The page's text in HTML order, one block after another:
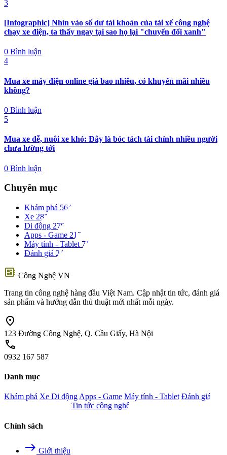
3
[Infographic] Nhìn vào số dư tài khoản của tài xế công nghệ
chạy xe điện, ta thấy ngay tại sao họ lại "chuyển đổi xanh"
0 Bình luận
4
Mua xe máy điện online giá bao nhiêu, có khuyến mãi nhiều
không?
0 Bình luận
5
Mua xe dễ, nuôi xe khó: Đây là bóc tách tài chính nhiều người
chưa lường tới
0 Bình luận
Chuyên mục
Khám phá 564
Xe 281
Di động 278
Apps - Game 213
Máy tính - Tablet 71
Đánh giá 24
developer_board Công Nghệ VN
Trang tin công nghệ hàng đầu Việt Nam. Cập nhật tin tức, đánh giá
sản phẩm và hướng dẫn thủ thuật mới nhất mỗi ngày.
location_on
123 Đường Công Nghệ, Q. Cầu Giấy, Hà Nội
call
0932 167 587
Danh mục
Khám phá Xe Di độngApps - Game Máy tính - Tablet Đánh giá
Tin tức công nghệ
Chính sách
east Giới thiệu